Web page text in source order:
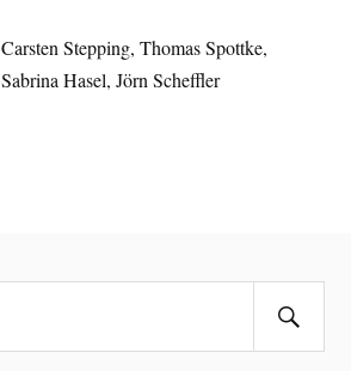
Carsten Stepping, Thomas Spottke,
Sabrina Hasel, Jörn Scheffler